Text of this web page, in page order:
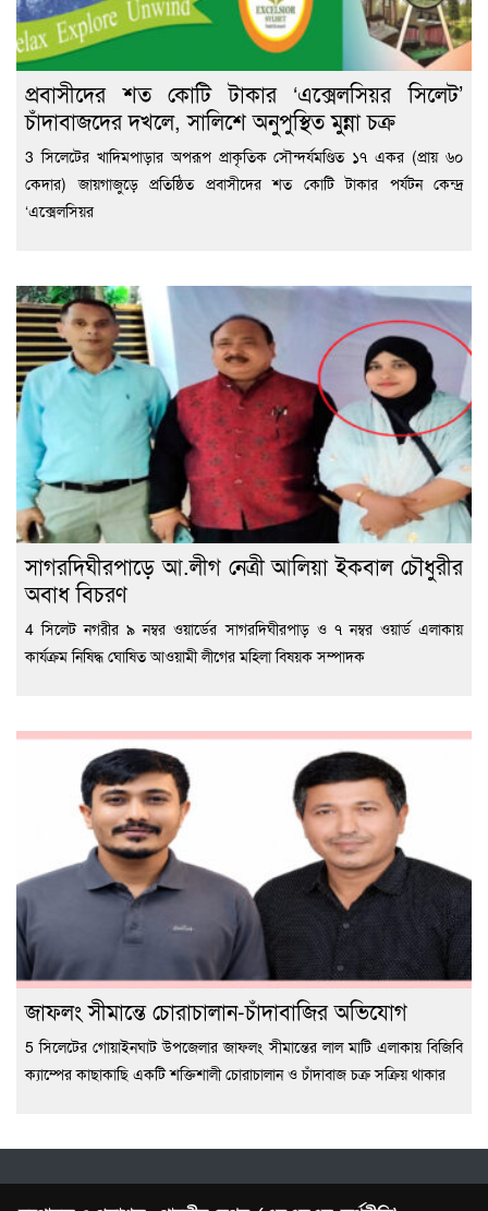
প্রবাসীদের শত কোটি টাকার ‘এক্সেলসিয়র সিলেট’
চাঁদাবাজদের দখলে, সালিশে অনুপুস্থিত মুন্না চক্র
3 সিলেটের খাদিমপাড়ার অপরূপ প্রাকৃতিক সৌন্দর্যমণ্ডিত ১৭ একর (প্রায় ৬০
কেদার) জায়গাজুড়ে প্রতিষ্ঠিত প্রবাসীদের শত কোটি টাকার পর্যটন কেন্দ্র
‘এক্সেলসিয়র
সাগরদিঘীরপাড়ে আ.লীগ নেত্রী আলিয়া ইকবাল চৌধুরীর
অবাধ বিচরণ
4 সিলেট নগরীর ৯ নম্বর ওয়ার্ডের সাগরদিঘীরপাড় ও ৭ নম্বর ওয়ার্ড এলাকায়
কার্যক্রম নিষিদ্ধ ঘোষিত আওয়ামী লীগের মহিলা বিষয়ক সম্পাদক
জাফলং সীমান্তে চোরাচালান-চাঁদাবাজির অভিযোগ
5 সিলেটের গোয়াইনঘাট উপজেলার জাফলং সীমান্তের লাল মাটি এলাকায় বিজিবি
ক্যাম্পের কাছাকাছি একটি শক্তিশালী চোরাচালান ও চাঁদাবাজ চক্র সক্রিয় থাকার